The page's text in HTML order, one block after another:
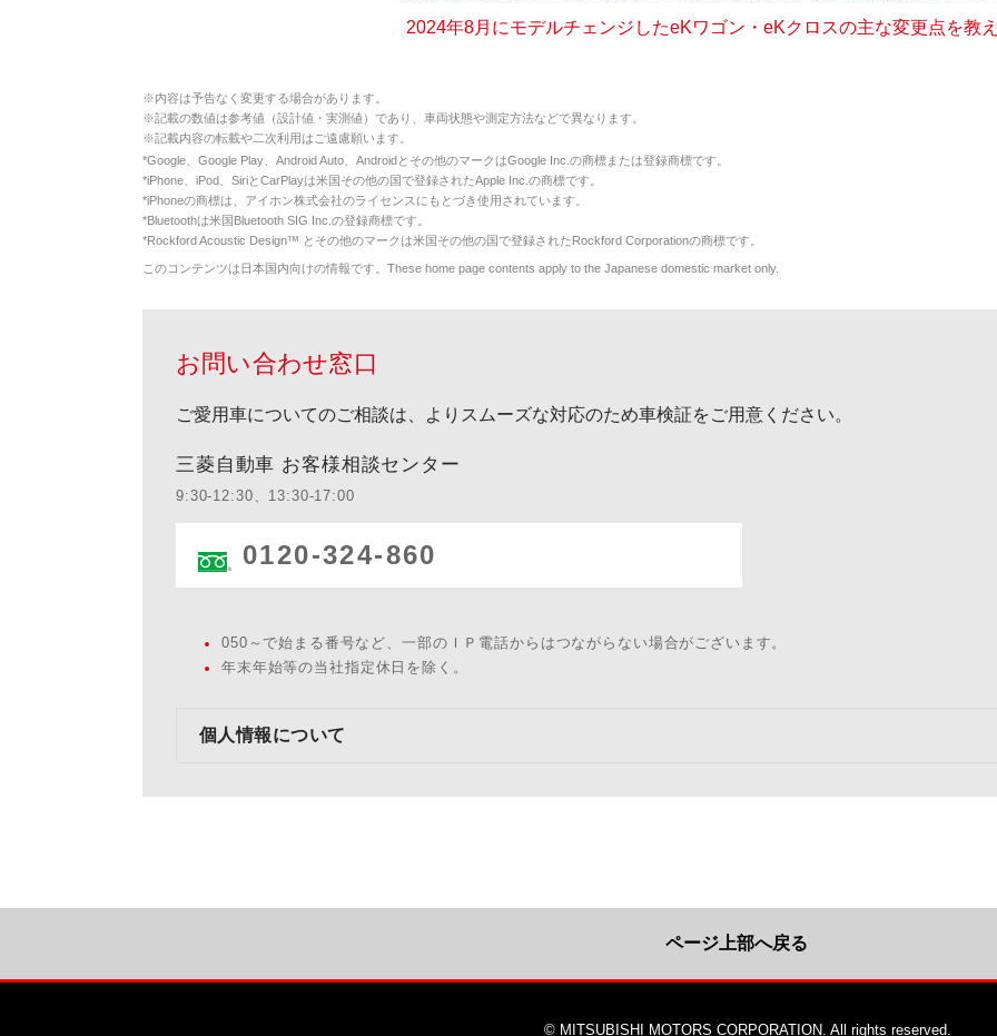
2024年8月にモデルチェンジしたeKワゴン・eKクロスの主な変更点を教
※内容は予告なく変更する場合があります。
※記載の数値は参考値（設計値・実測値）であり、車両状態や測定方法などで異なります。
※記載内容の転載や二次利用はご遠慮願います。
*Google、Google Play、Android Auto、Androidとその他のマークはGoogle Inc.の商標または登録商標です。
*iPhone、iPod、SiriとCarPlayは米国その他の国で登録されたApple Inc.の商標です。
*iPhoneの商標は、アイホン株式会社のライセンスにもとづき使用されています。
*Bluetoothは米国Bluetooth SIG Inc.の登録商標です。
*Rockford Acoustic Design™ とその他のマークは米国その他の国で登録されたRockford Corporationの商標です。
このコンテンツは日本国内向けの情報です。These home page contents apply to the Japanese domestic market only.
お問い合わせ窓口
ご愛用車についてのご相談は、よりスムーズな対応のため車検証をご用意ください。
三菱自動車 お客様相談センター
9:30-12:30、13:30-17:00
0120-324-860
050～で始まる番号など、一部のＩＰ電話からはつながらない場合がございます。
年末年始等の当社指定休日を除く。
個人情報について
ページ上部へ戻る
© MITSUBISHI MOTORS CORPORATION. All rights reserved.